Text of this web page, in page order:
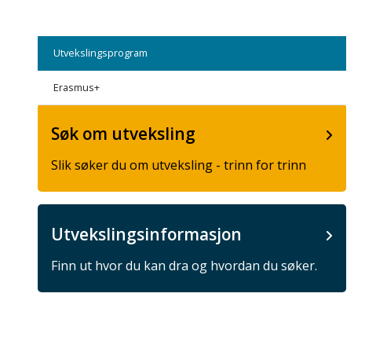
Utvekslingsprogram
Erasmus+
Søk om utveksling
Slik søker du om utveksling - trinn for trinn
Utvekslingsinformasjon
Finn ut hvor du kan dra og hvordan du søker.